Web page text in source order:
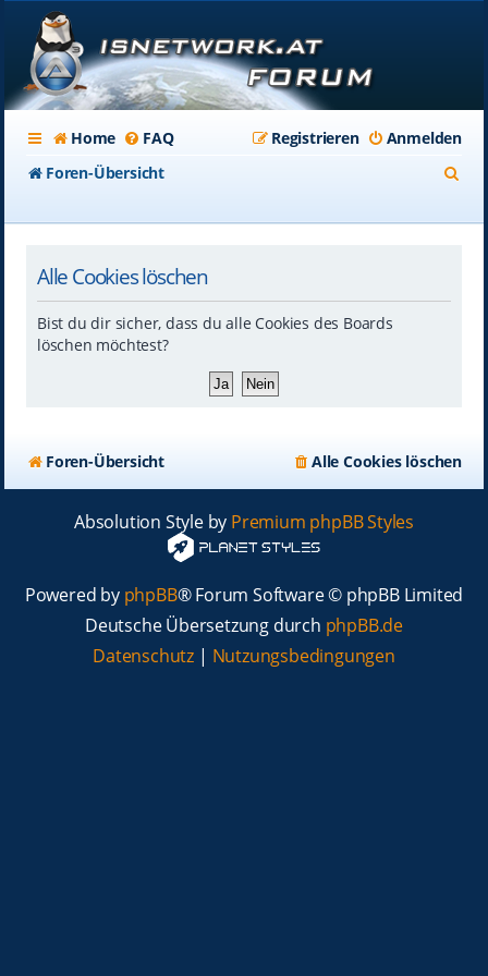
Home FAQ Anmelden
Registrieren
Foren-Übersicht
Alle Cookies löschen
Bist du dir sicher, dass du alle Cookies des Boards
löschen möchtest?
Foren-Übersicht Alle Cookies löschen
Absolution Style by Premium phpBB Styles
Powered by phpBB® Forum Software © phpBB Limited
Deutsche Übersetzung durch phpBB.de
Datenschutz | Nutzungsbedingungen